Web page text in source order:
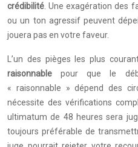
crédibilité . Une exagération des
ou un ton agressif peuvent
jouera pas en votre faveur.
L’un des pièges les plus
raisonnable pour que le
« raisonnable » dépend des
nécessite des vérifications
ultimatum de 48 heures sera
toujours préférable de